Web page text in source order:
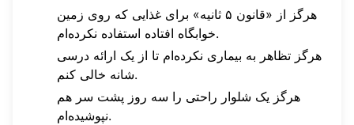
هرگز از «قانون ۵ ثانیه» برای غذایی که روی زمین
خوابگاه افتاده استفاده نکرده‌ام.
هرگز تظاهر به بیماری نکرده‌ام تا از یک ارائه درسی
شانه خالی کنم.
هرگز یک شلوار راحتی را سه روز پشت سر هم
نپوشیده‌ام.